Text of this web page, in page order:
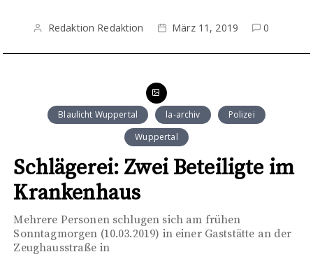
Redaktion Redaktion März 11, 2019 0
Blaulicht Wuppertal la-archiv
Polizei
Wuppertal
Schlägerei: Zwei Beteiligte im
Krankenhaus
Mehrere Personen schlugen sich am frühen
Sonntagmorgen (10.03.2019) in einer Gaststätte an der
Zeughausstraße in